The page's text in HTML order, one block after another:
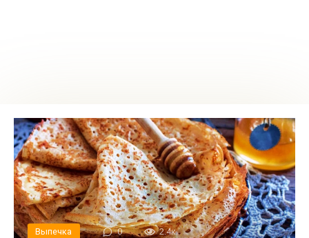
Выпечка 0 2.4к.